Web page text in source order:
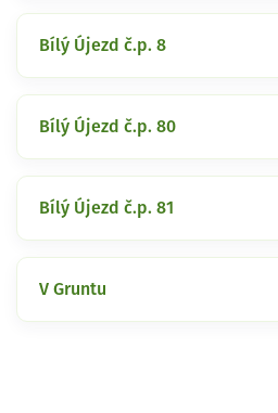
Bílý Újezd č.p. 8
Bílý Újezd č.p. 80
Bílý Újezd č.p. 81
V Gruntu